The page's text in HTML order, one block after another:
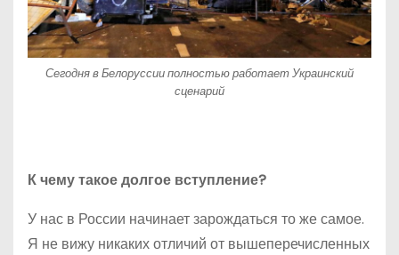
Сегодня в Белоруссии полностью работает Украинский
сценарий
К чему такое долгое вступление?
У нас в России начинает зарождаться то же самое.
Я не вижу никаких отличий от вышеперечисленных